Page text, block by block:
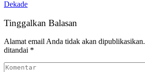
Dekade
Tinggalkan Balasan
Alamat email Anda tidak akan dipublikasikan.
ditandai *